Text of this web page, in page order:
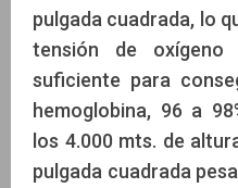
pulgada cuadrada, lo
tensión de
suficiente para
hemoglobina, 96 a
los 4.000 mts. de
pulgada cuadrada